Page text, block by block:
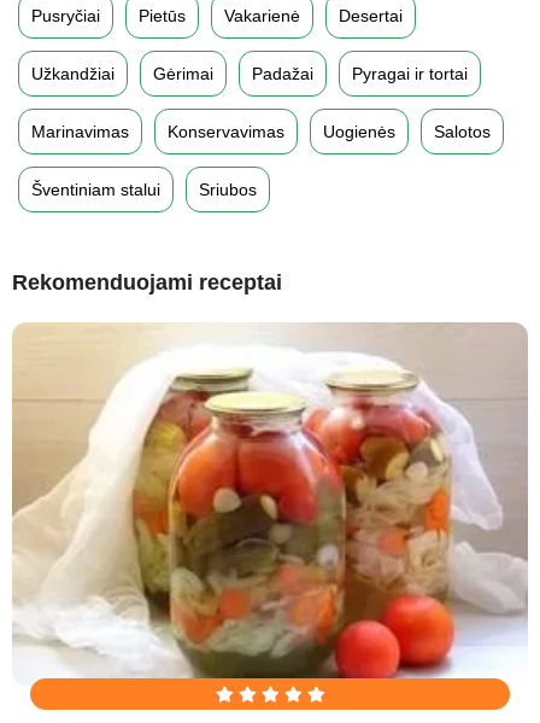
Pusryčiai Pietūs Vakarienė Desertai
Užkandžiai Gėrimai Padažai Pyragai ir tortai
Marinavimas Konservavimas Uogienės Salotos
Šventiniam stalui Sriubos
Rekomenduojami receptai